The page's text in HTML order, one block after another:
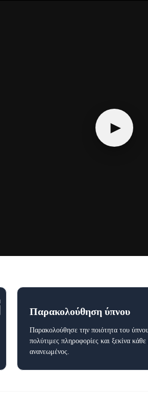
►
Παρακολούθηση ύπνου
Παρακολούθησε την ποιότητα του
πολύτιμες πληροφορίες και ξεκίνα
ανανεωμένος.